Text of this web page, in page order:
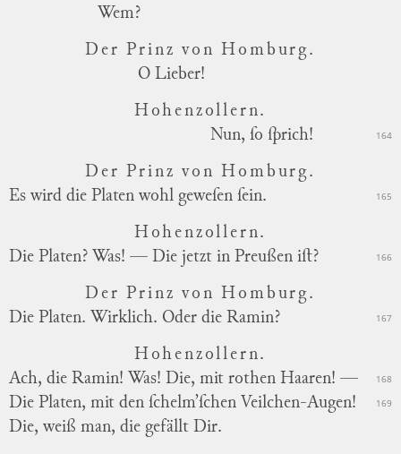
Wem?
Der Prinz von Homburg.
O Lieber!
Hohenzollern.
Nun, ſo ſprich!
164
Der Prinz von Homburg.
Es wird die Platen wohl geweſen ſein.
165
Hohenzollern.
Die Platen? Was! — Die jetzt in Preußen iſt?
166
Der Prinz von Homburg.
Die Platen. Wirklich. Oder die Ramin?
167
Hohenzollern.
Ach, die Ramin! Was! Die, mit rothen Haaren! —
168
Die Platen, mit den ſchelm’ſchen Veilchen-Augen! 169
Die, weiß man, die gefällt Dir.